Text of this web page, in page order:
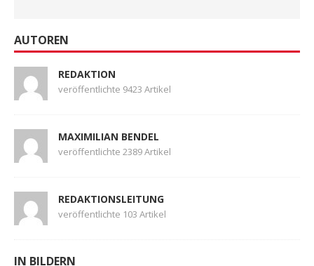
AUTOREN
REDAKTION
veröffentlichte 9423 Artikel
MAXIMILIAN BENDEL
veröffentlichte 2389 Artikel
REDAKTIONSLEITUNG
veröffentlichte 103 Artikel
IN BILDERN